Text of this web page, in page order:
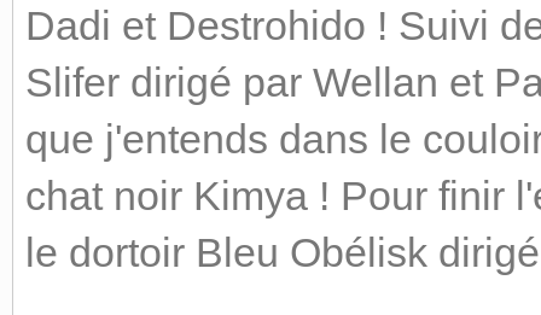
Dadi et Destrohido ! Suivi
Slifer dirigé par Wellan et
que j'entends dans le
chat noir Kimya ! Pour finir
le dortoir Bleu Obélisk